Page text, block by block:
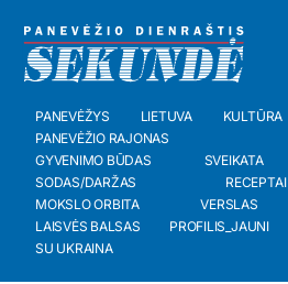
PANEVĖŽYS LIETUVA KULTŪRA
PANEVĖŽIO RAJONAS
GYVENIMO BŪDAS
SVEIKATA
SODAS/DARŽAS
RECEPTAI
MOKSLO ORBITA
VERSLAS
LAISVĖS BALSAS
PROFILIS_JAUNI
SU UKRAINA